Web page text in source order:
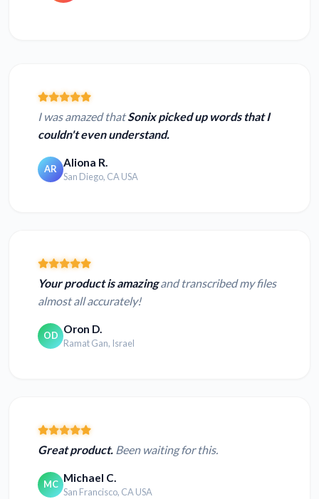
I was amazed thatSonix picked up words that I
couldn't even understand.
AR Aliona R.
San Diego, CA USA
Your product is amazingand transcribed my files
almost all accurately!
OD Oron D.
Ramat Gan, Israel
Great product. Been waiting for this.
MC Michael C.
San Francisco, CA USA